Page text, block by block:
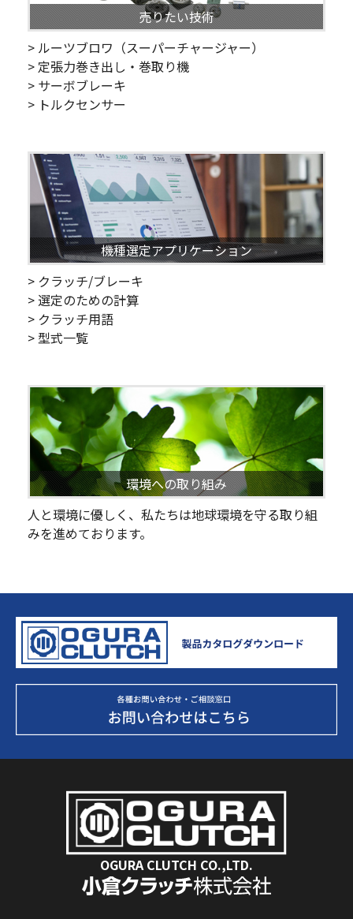
売りたい技術
> ルーツブロワ（スーパーチャージャー）
> 定張力巻き出し・巻取り機
> サーボブレーキ
> トルクセンサー
機種選定アプリケーション
> クラッチ/ブレーキ
> 選定のための計算
> クラッチ用語
> 型式一覧
環境への取り組み
人と環境に優しく、私たちは地球環境を守る取り組
みを進めております。
OGURA CLUTCH CO.,LTD.